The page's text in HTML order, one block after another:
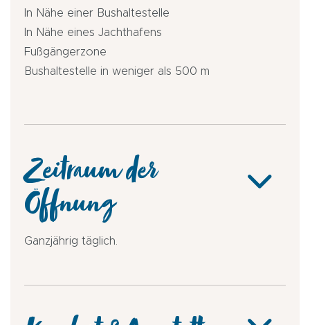
In Nähe einer Bushaltestelle
In Nähe eines Jachthafens
Fußgängerzone
Bushaltestelle in weniger als 500 m
Zeitraum der
Öffnung
Ganzjährig täglich.